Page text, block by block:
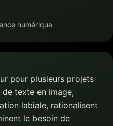
numérique
pour plusieurs projets
texte en image,
labiale, rationalisent
le besoin de